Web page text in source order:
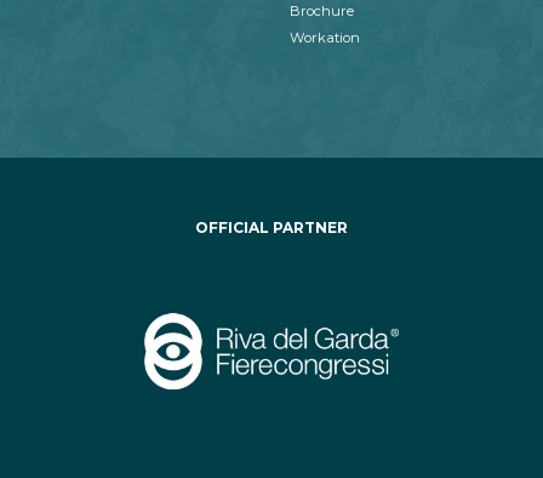
Brochure
Workation
OFFICIAL PARTNER